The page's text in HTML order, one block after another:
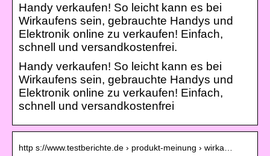
Handy verkaufen! So leicht kann es bei
Wirkaufens sein, gebrauchte Handys und
Elektronik online zu verkaufen! Einfach,
schnell und versandkostenfrei.
Handy verkaufen! So leicht kann es bei
Wirkaufens sein, gebrauchte Handys und
Elektronik online zu verkaufen! Einfach,
schnell und versandkostenfrei
http s://www.testberichte.de › produkt-meinung › wirka…